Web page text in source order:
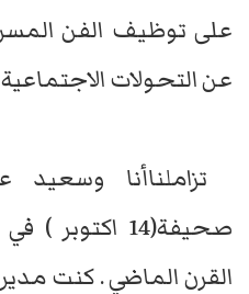
على توظيف الفن
عن التحولات الاجتماعية
تزاملناأنا
صحيفة(14
القرن الماضي . كنت